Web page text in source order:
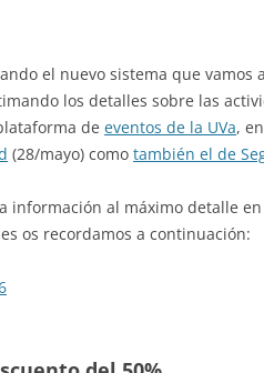
el nuevo sistema que vamos
los detalles sobre las
de eventos de la UVa,
(28/mayo) como también el de
información al máximo detalle
os recordamos a continuación: